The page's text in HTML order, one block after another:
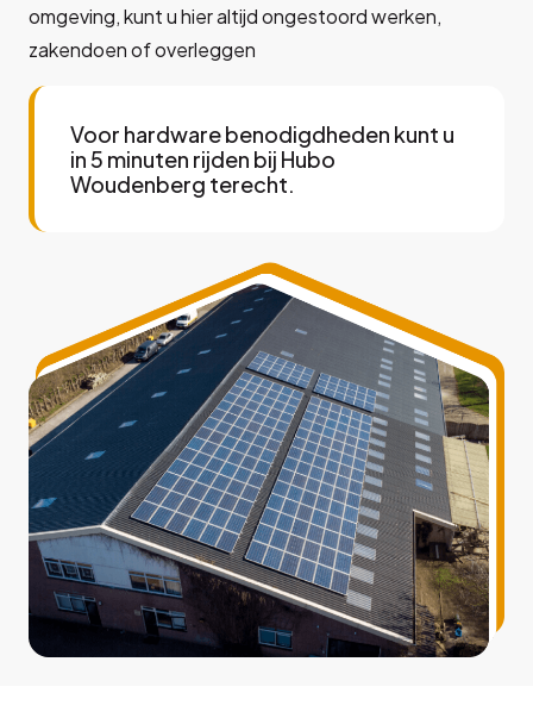
omgeving, kunt u hier altijd ongestoord werken,
zakendoen of overleggen
Voor hardware benodigdheden kunt u
in 5 minuten rijden bij Hubo
Woudenberg terecht.